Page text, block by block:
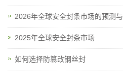
2026年全球安全封条市场的预测与
2025年全球安全封条市场
如何选择防篡改钢丝封